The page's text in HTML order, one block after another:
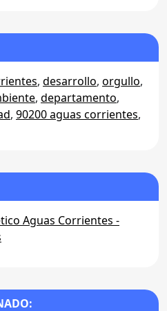
, desarrollo, orgullo,
, departamento,
, 90200 aguas corrientes,
Aguas Corrientes -